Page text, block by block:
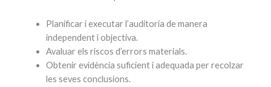
Planificar i executar l’auditoria de manera
independent i objectiva.
Avaluar els riscos d’errors materials.
Obtenir evidència suficient i adequada per recolzar
les seves conclusions.